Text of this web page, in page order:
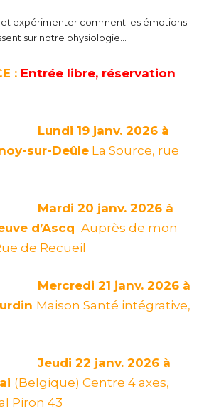
expérimenter comment les émotions
sur notre physiologie…
: Entrée libre, réservation
janv. 2026 à
sur-Deûle La Source, rue
janv. 2026 à
d’Ascq Auprès de mon
de Recueil
21 janv. 2026 à
Maison Santé intégrative,
janv. 2026 à
(Belgique) Centre 4 axes,
Piron 43